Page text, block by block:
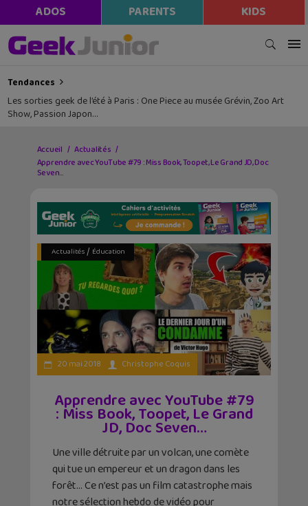
ADOS PARENTS KIDS
Tendances
Les sorties geek de l’été à Paris : One Piece au musée Grévin, Zoo Art
Show, Passion Japon…
Accueil
Actualités
Apprendre avec YouTube #79 : Miss Book, Toopet, Le Grand JD, Doc
Seven…
Actualités/ Éducation
20 mai 2018 Christophe Coquis
Apprendre avec YouTube #79
: Miss Book, Toopet, Le Grand
JD, Doc Seven…
Une ville détruite par un volcan, une comète
qui tue un empereur et un dragon dans les
forêt… Ce n’est pas un film catastrophe mais
notre sélection hebdo de vidéo pour